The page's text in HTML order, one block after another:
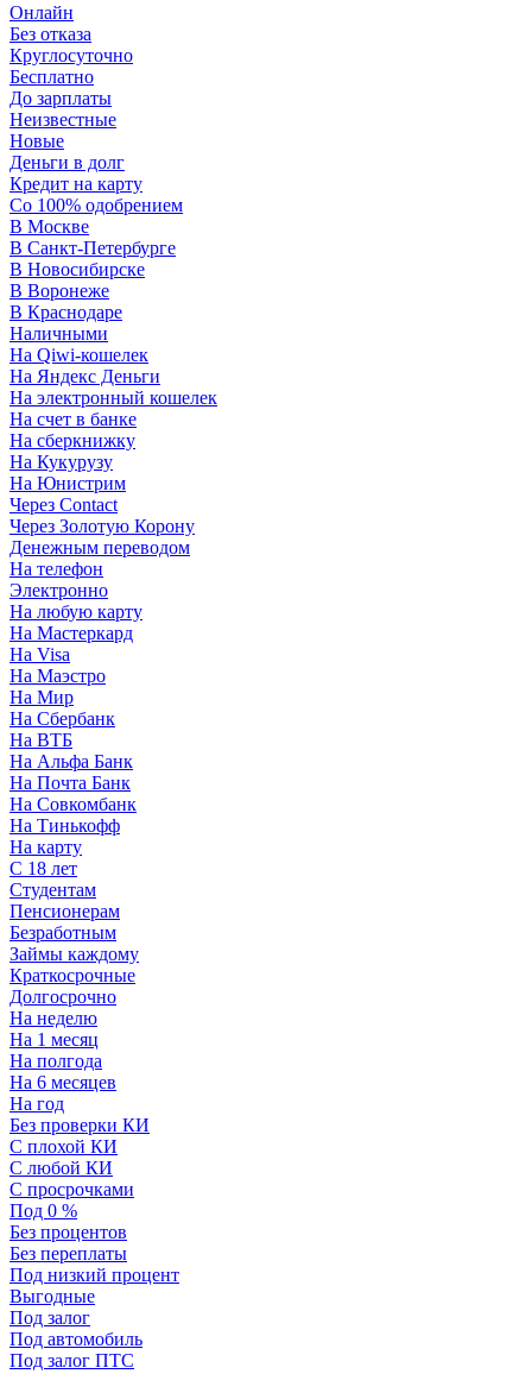
Онлайн
Без отказа
Круглосуточно
Бесплатно
До зарплаты
Неизвестные
Новые
Деньги в долг
Кредит на карту
Со 100% одобрением
В Москве
В Санкт-Петербурге
В Новосибирске
В Воронеже
В Краснодаре
Наличными
На Qiwi-кошелек
На Яндекс Деньги
На электронный кошелек
На счет в банке
На сберкнижку
На Кукурузу
На Юнистрим
Через Contact
Через Золотую Корону
Денежным переводом
На телефон
Электронно
На любую карту
На Мастеркард
На Visa
На Маэстро
На Мир
На Сбербанк
На ВТБ
На Альфа Банк
На Почта Банк
На Совкомбанк
На Тинькофф
На карту
С 18 лет
Студентам
Пенсионерам
Безработным
Займы каждому
Краткосрочные
Долгосрочно
На неделю
На 1 месяц
На полгода
На 6 месяцев
На год
Без проверки КИ
С плохой КИ
С любой КИ
С просрочками
Под 0 %
Без процентов
Без переплаты
Под низкий процент
Выгодные
Под залог
Под автомобиль
Под залог ПТС